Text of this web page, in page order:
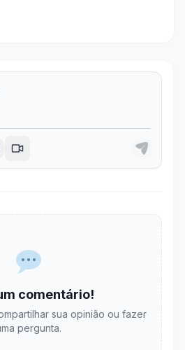
comentário!
sua opinião ou fazer
pergunta.